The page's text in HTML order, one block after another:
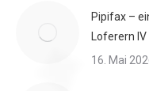
Pipifax –
Loferern IV
16. Mai